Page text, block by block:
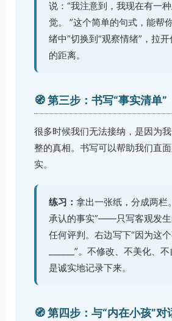
说：“我注意到，我现在有一种
觉。 ”这个简单的句式，能帮
绪中”切换到“观察情绪”，拉
的距离。
🧭 第三步：书写“事实清单”
很多时候我们无法接纳，是因为
整的真相。书写可以帮助我们直
实。
练习： 拿出一张纸，分成两栏
承认的事实”——只写客观发生
任何评判。右边写下“因为这
______”。不修改、不美化、
是诚实地记录下来。
🧭 第四步：与“内在小孩”对